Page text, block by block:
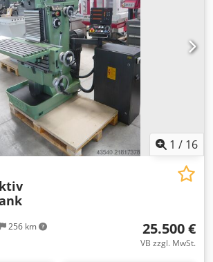
1 / 16
256 km 25.500 €
VB zzgl. MwSt.